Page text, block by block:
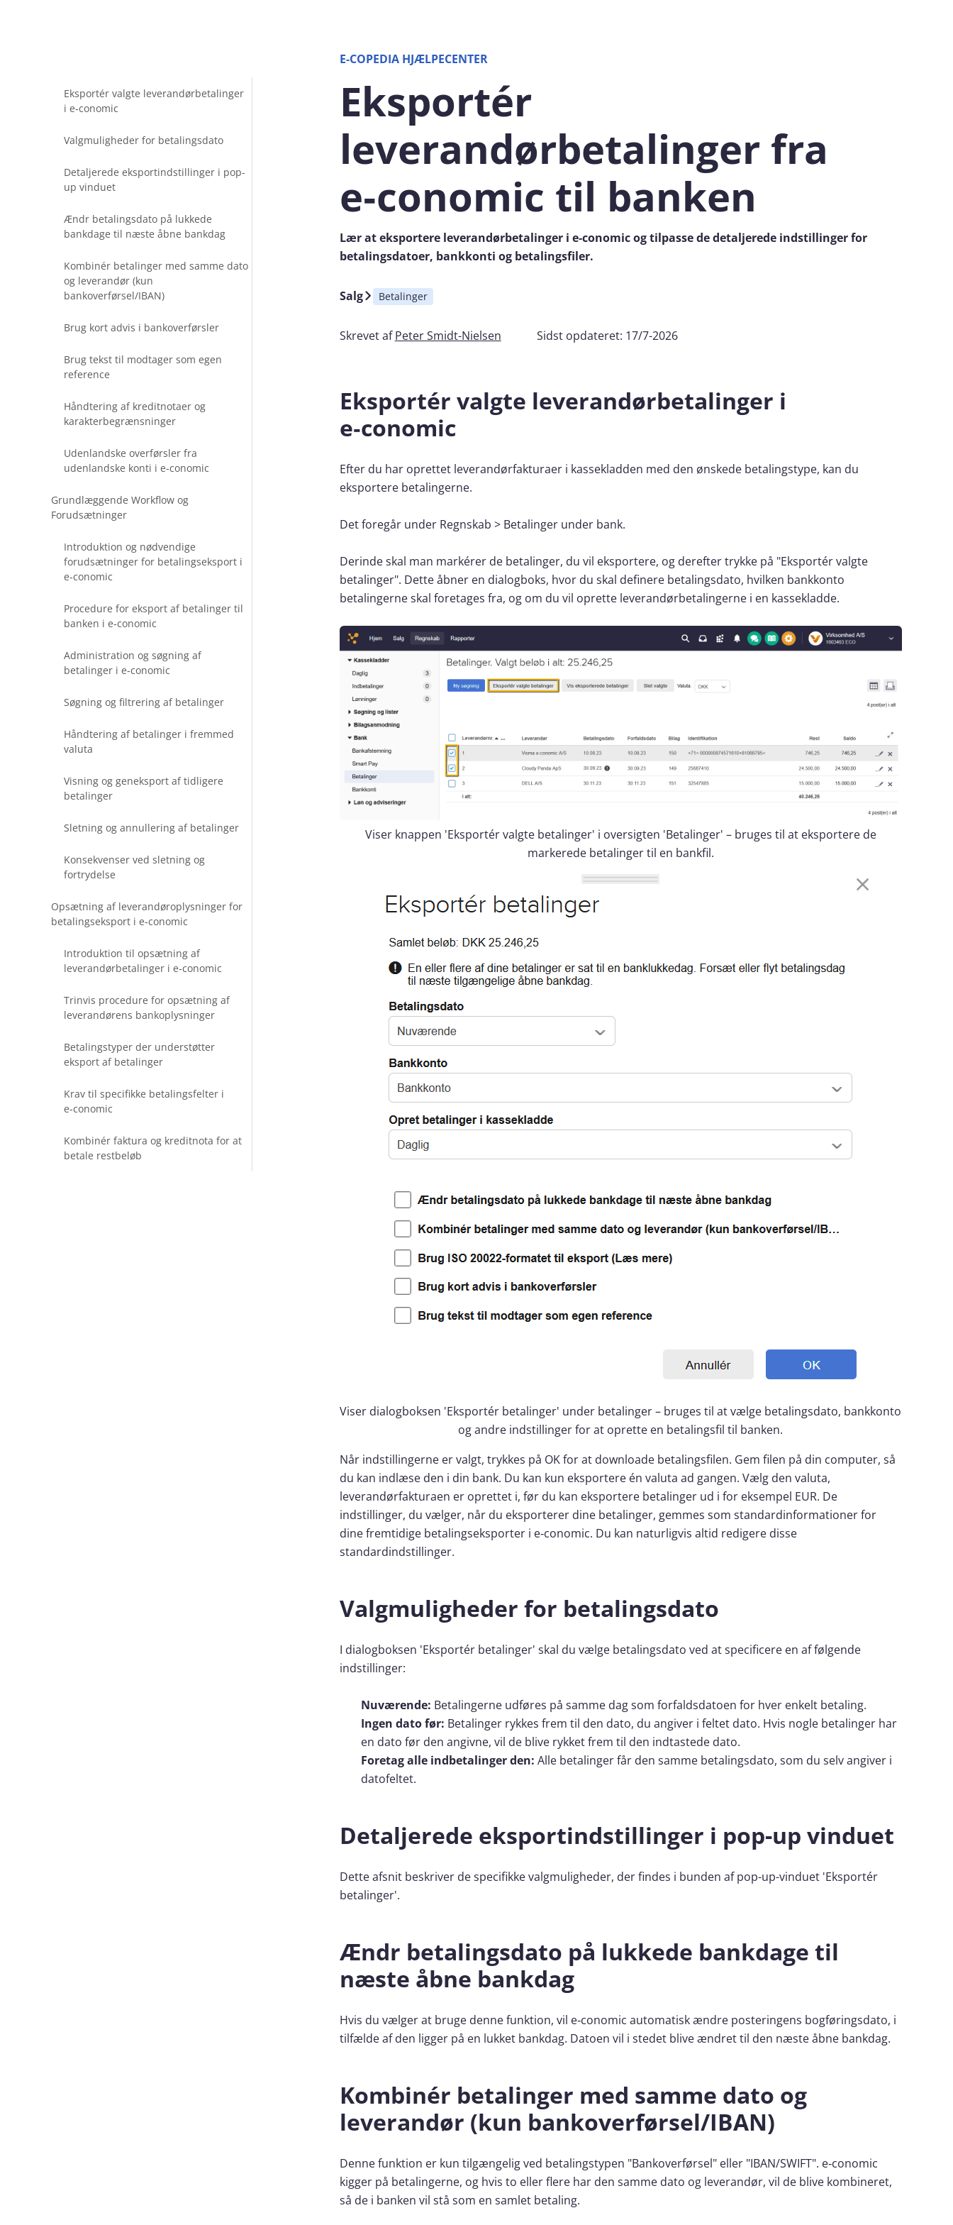
Eksportér valgte leverandørbetalinger
i e‑conomic
Valgmuligheder for betalingsdato
Detaljerede eksportindstillinger i pop-
up vinduet
Ændr betalingsdato på lukkede
bankdage til næste åbne bankdag
Kombinér betalinger med samme dato
og leverandør (kun
bankoverførsel/IBAN)
Brug kort advis i bankoverførsler
Brug tekst til modtager som egen
reference
Håndtering af kreditnotaer og
karakterbegrænsninger
Udenlandske overførsler fra
udenlandske konti i e‑conomic
Grundlæggende Workflow og
Forudsætninger
Introduktion og nødvendige
forudsætninger for betalingseksport i
e‑conomic
Procedure for eksport af betalinger til
banken i e‑conomic
Administration og søgning af
betalinger i e‑conomic
Søgning og filtrering af betalinger
Håndtering af betalinger i fremmed
valuta
Visning og geneksport af tidligere
betalinger
Sletning og annullering af betalinger
Konsekvenser ved sletning og
fortrydelse
Opsætning af leverandøroplysninger for
betalingseksport i e‑conomic
Introduktion til opsætning af
leverandørbetalinger i e‑conomic
Trinvis procedure for opsætning af
leverandørens bankoplysninger
Betalingstyper der understøtter
eksport af betalinger
Krav til specifikke betalingsfelter i
e‑conomic
Kombinér faktura og kreditnota for at
betale restbeløb
E-COPEDIA HJÆLPECENTER
Eksportér
leverandørbetalinger fra
e‑conomic til banken
Lær at eksportere leverandørbetalinger i e‑conomic og tilpasse de detaljerede indstillinger for
betalingsdatoer, bankkonti og betalingsfiler.
Salg Betalinger
Sidst opdateret: 17/7-2026
Skrevet afPeter Smidt-Nielsen
Eksportér valgte leverandørbetalinger i
e‑conomic
Efter du har oprettet leverandørfakturaer i kassekladden med den ønskede betalingstype, kan du
eksportere betalingerne.
Det foregår under Regnskab > Betalinger under bank.
Derinde skal man markérer de betalinger, du vil eksportere, og derefter trykke på "Eksportér valgte
betalinger". Dette åbner en dialogboks, hvor du skal definere betalingsdato, hvilken bankkonto
betalingerne skal foretages fra, og om du vil oprette leverandørbetalingerne i en kassekladde.
Viser knappen 'Eksportér valgte betalinger' i oversigten 'Betalinger' – bruges til at eksportere de
markerede betalinger til en bankfil.
Viser dialogboksen 'Eksportér betalinger' under betalinger – bruges til at vælge betalingsdato, bankkonto
og andre indstillinger for at oprette en betalingsfil til banken.
Når indstillingerne er valgt, trykkes på OK for at downloade betalingsfilen. Gem filen på din computer, så
du kan indlæse den i din bank. Du kan kun eksportere én valuta ad gangen. Vælg den valuta,
leverandørfakturaen er oprettet i, før du kan eksportere betalinger ud i for eksempel EUR. De
indstillinger, du vælger, når du eksporterer dine betalinger, gemmes som standardinformationer for
dine fremtidige betalingseksporter i e‑conomic. Du kan naturligvis altid redigere disse
standardindstillinger.
Valgmuligheder for betalingsdato
I dialogboksen 'Eksportér betalinger' skal du vælge betalingsdato ved at specificere en af følgende
indstillinger:
Nuværende: Betalingerne udføres på samme dag som forfaldsdatoen for hver enkelt betaling.
Ingen dato før: Betalinger rykkes frem til den dato, du angiver i feltet dato. Hvis nogle betalinger har
en dato før den angivne, vil de blive rykket frem til den indtastede dato.
Foretag alle indbetalinger den: Alle betalinger får den samme betalingsdato, som du selv angiver i
datofeltet.
Detaljerede eksportindstillinger i pop-up vinduet
Dette afsnit beskriver de specifikke valgmuligheder, der findes i bunden af pop-up-vinduet 'Eksportér
betalinger'.
Ændr betalingsdato på lukkede bankdage til
næste åbne bankdag
Hvis du vælger at bruge denne funktion, vil e‑conomic automatisk ændre posteringens bogføringsdato, i
tilfælde af den ligger på en lukket bankdag. Datoen vil i stedet blive ændret til den næste åbne bankdag.
Kombinér betalinger med samme dato og
leverandør (kun bankoverførsel/IBAN)
Denne funktion er kun tilgængelig ved betalingstypen "Bankoverførsel" eller "IBAN/SWIFT". e‑conomic
kigger på betalingerne, og hvis to eller flere har den samme dato og leverandør, vil de blive kombineret,
så de i banken vil stå som en samlet betaling.